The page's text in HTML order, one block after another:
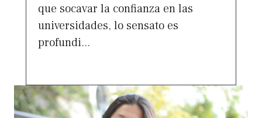
que socavar la confianza en las
universidades, lo sensato es
profundi...